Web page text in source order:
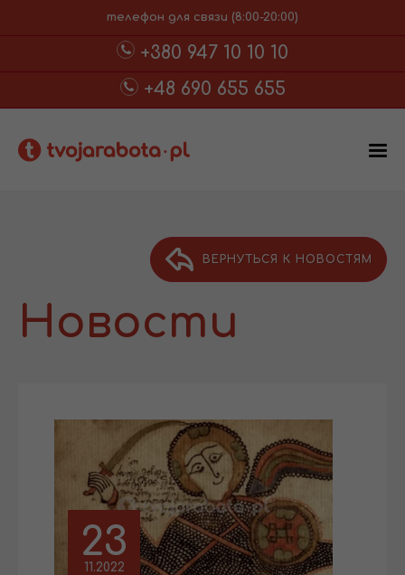
телефон для связи (8:00-20:00)
+380 947 10 10 10
+48 690 655 655
ВЕРНУТЬСЯ К НОВОСТЯМ
Новости
23
11.2022